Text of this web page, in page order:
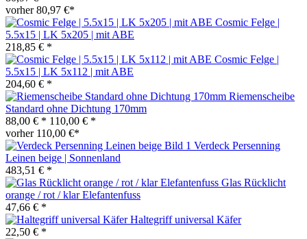
vorher 80,97 €*
Cosmic Felge |
5.5x15 | LK 5x205 | mit ABE
218,85 € *
Cosmic Felge |
5.5x15 | LK 5x112 | mit ABE
204,60 € *
Riemenscheibe
Standard ohne Dichtung 170mm
88,00 € * 110,00 € *
vorher 110,00 €*
Verdeck Persenning
Leinen beige | Sonnenland
483,51 € *
Glas Rücklicht
orange / rot / klar Elefantenfuss
47,66 € *
Haltegriff universal Käfer
22,50 € *